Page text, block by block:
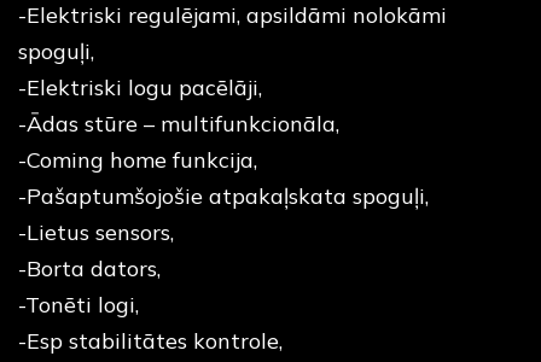
-Elektriski regulējami, apsildāmi nolokāmi
spoguļi,
-Elektriski logu pacēlāji,
-Ādas stūre – multifunkcionāla,
-Coming home funkcija,
-Pašaptumšojošie atpakaļskata spoguļi,
-Lietus sensors,
-Borta dators,
-Tonēti logi,
-Esp stabilitātes kontrole,